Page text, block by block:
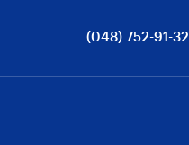
(048) 752-91-32